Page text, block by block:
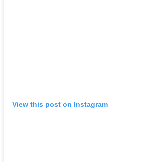
View this post on Instagram